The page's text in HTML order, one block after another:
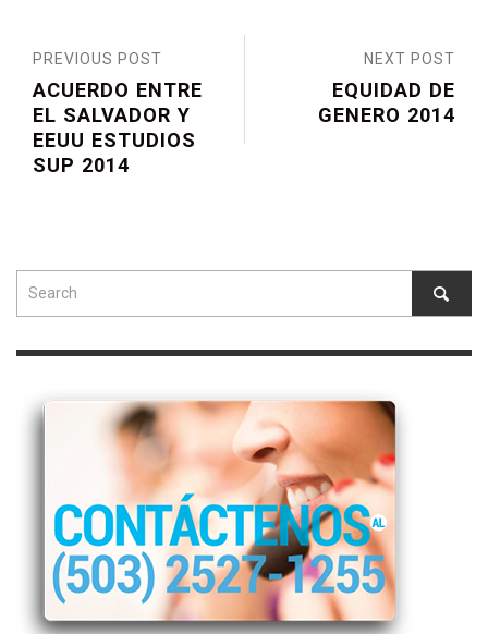
NEXT POST
EQUIDAD DE
GENERO 2014
PREVIOUS POST
ACUERDO ENTRE
EL SALVADOR Y
EEUU ESTUDIOS
SUP 2014